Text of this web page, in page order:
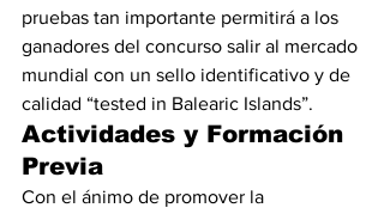
pruebas tan importante permitirá a los
ganadores del concurso salir al mercado
mundial con un sello identificativo y de
calidad “tested in Balearic Islands”.
Actividades y Formación
Previa
Con el ánimo de promover la